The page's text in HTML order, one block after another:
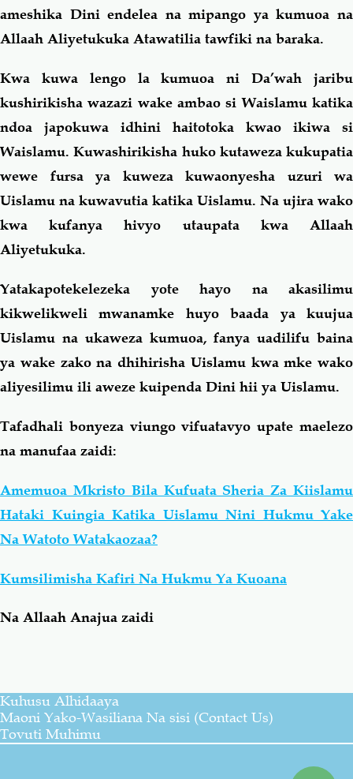
ameshika Dini endelea na mipango ya kumuoa na
Allaah Aliyetukuka Atawatilia tawfiki na baraka.
Kwa kuwa lengo la kumuoa ni Da’wah jaribu
kushirikisha wazazi wake ambao si Waislamu katika
ndoa japokuwa idhini haitotoka kwao ikiwa si
Waislamu. Kuwashirikisha huko kutaweza kukupatia
wewe fursa ya kuweza kuwaonyesha uzuri wa
Uislamu na kuwavutia katika Uislamu. Na ujira wako
kwa kufanya hivyo utaupata kwa Allaah
Aliyetukuka.
Yatakapotekelezeka yote hayo na akasilimu
kikwelikweli mwanamke huyo baada ya kuujua
Uislamu na ukaweza kumuoa, fanya uadilifu baina
ya wake zako na dhihirisha Uislamu kwa mke wako
aliyesilimu ili aweze kuipenda Dini hii ya Uislamu.
Tafadhali bonyeza viungo vifuatavyo upate maelezo
na manufaa zaidi:
Amemuoa Mkristo Bila Kufuata Sheria Za Kiislamu
Hataki Kuingia Katika Uislamu Nini Hukmu Yake
Na Watoto Watakaozaa?
Kumsilimisha Kafiri Na Hukmu Ya Kuoana
Na Allaah Anajua zaidi
Kuhusu Alhidaaya
Maoni Yako-Wasiliana Na sisi (Contact Us)
Tovuti Muhimu